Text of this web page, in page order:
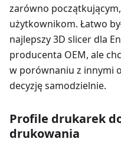
zarówno
użytkownikom. Łatwo
najlepszy 3D slicer dla
producenta OEM, ale
w porównaniu z innymi
decyzję samodzielnie.
Profile drukarek
drukowania